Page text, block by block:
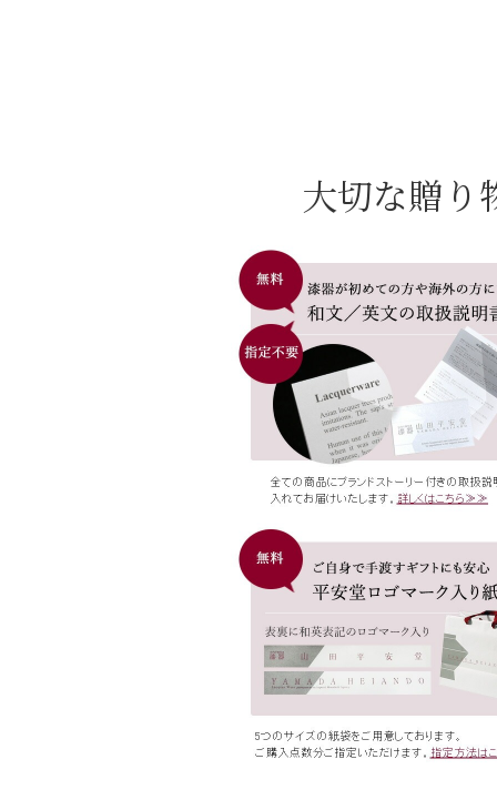
大切な贈